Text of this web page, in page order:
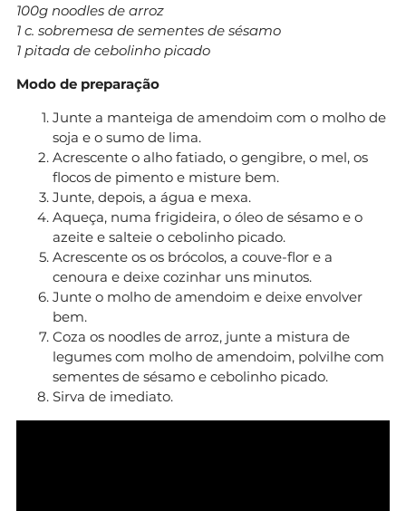
100g noodles de arroz
1 c. sobremesa de sementes de sésamo
1 pitada de cebolinho picado
Modo de preparação
Junte a manteiga de amendoim com o molho de
soja e o sumo de lima.
Acrescente o alho fatiado, o gengibre, o mel, os
flocos de pimento e misture bem.
Junte, depois, a água e mexa.
Aqueça, numa frigideira, o óleo de sésamo e o
azeite e salteie o cebolinho picado.
Acrescente os os brócolos, a couve-flor e a
cenoura e deixe cozinhar uns minutos.
Junte o molho de amendoim e deixe envolver
bem.
Coza os noodles de arroz, junte a mistura de
legumes com molho de amendoim, polvilhe com
sementes de sésamo e cebolinho picado.
Sirva de imediato.